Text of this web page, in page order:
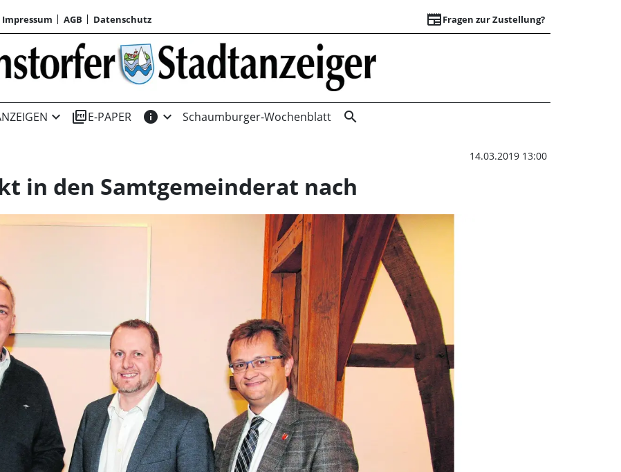
Impressum AGB Datenschutz newspaperFragen zur Zustellung?
Thomas Strathen
expand_more picture_as_pdfE-PAPER info expand_more Schaumburger-Wochenblatt search
14.03.2019 13:00
in den Samtgemeinderat nach